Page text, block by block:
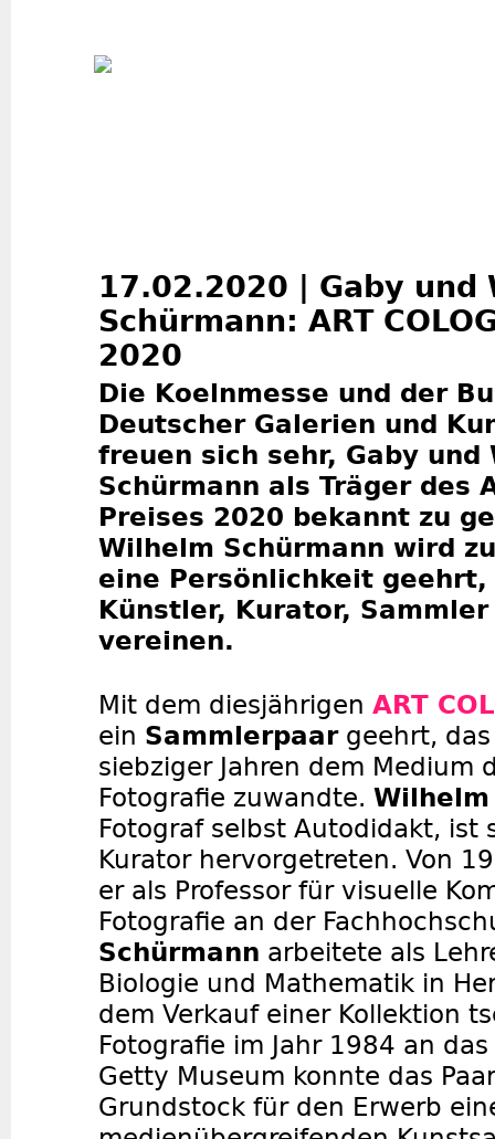
17.02.2020 | Gaby und
Schürmann: ART
2020
Die Koelnmesse und der
Deutscher Galerien und
freuen sich sehr, Gaby und
Schürmann als Träger des
Preises 2020 bekannt zu
Wilhelm Schürmann wird
eine Persönlichkeit
Künstler, Kurator,
vereinen.
Mit dem diesjährigen ART
ein Sammlerpaargeehrt, das
siebziger Jahren dem Medium
Fotografie zuwandte. Wilhelm
Fotograf selbst Autodidakt, ist
Kurator hervorgetreten. Von
er als Professor für visuelle
Fotografie an der
Schürmann arbeitete als
Biologie und Mathematik in
dem Verkauf einer Kollektion
Fotografie im Jahr 1984 an
Getty Museum konnte das
Grundstock für den Erwerb